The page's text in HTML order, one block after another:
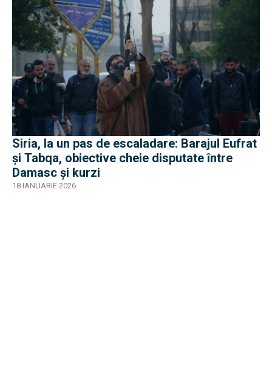
Siria, la un pas de escaladare: Barajul Eufrat
și Tabqa, obiective cheie disputate între
Damasc și kurzi
18 IANUARIE 2026